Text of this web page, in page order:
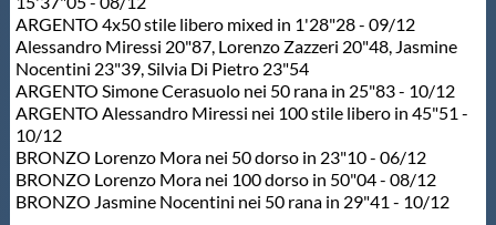
Privacy
Cookie Policy
Archivio News
ARGENTO 4x50 stile libero mixed in 1'28"28 - 09/12
Alessandro Miressi 20"87, Lorenzo Zazzeri 20"48, Jasmine
Nocentini 23"39, Silvia Di Pietro 23"54
ARGENTO Simone Cerasuolo nei 50 rana in 25"83 - 10/12
ARGENTO Alessandro Miressi nei 100 stile libero in 45"51 -
10/12
BRONZO Lorenzo Mora nei 50 dorso in 23"10 - 06/12
BRONZO Lorenzo Mora nei 100 dorso in 50"04 - 08/12
BRONZO Jasmine Nocentini nei 50 rana in 29"41 - 10/12